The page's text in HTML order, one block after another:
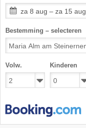
za 8 aug – za 15 aug
Bestemming – selecteren
Volw. Kinderen